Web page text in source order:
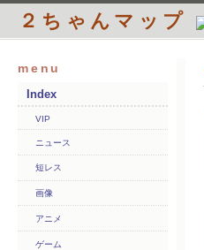
２ちゃんマップ
menu
Index
VIP
ニュース
短レス
画像
アニメ
ゲーム